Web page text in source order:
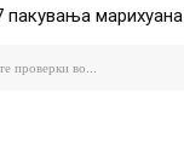
марихуана
момчето се
проверки во...